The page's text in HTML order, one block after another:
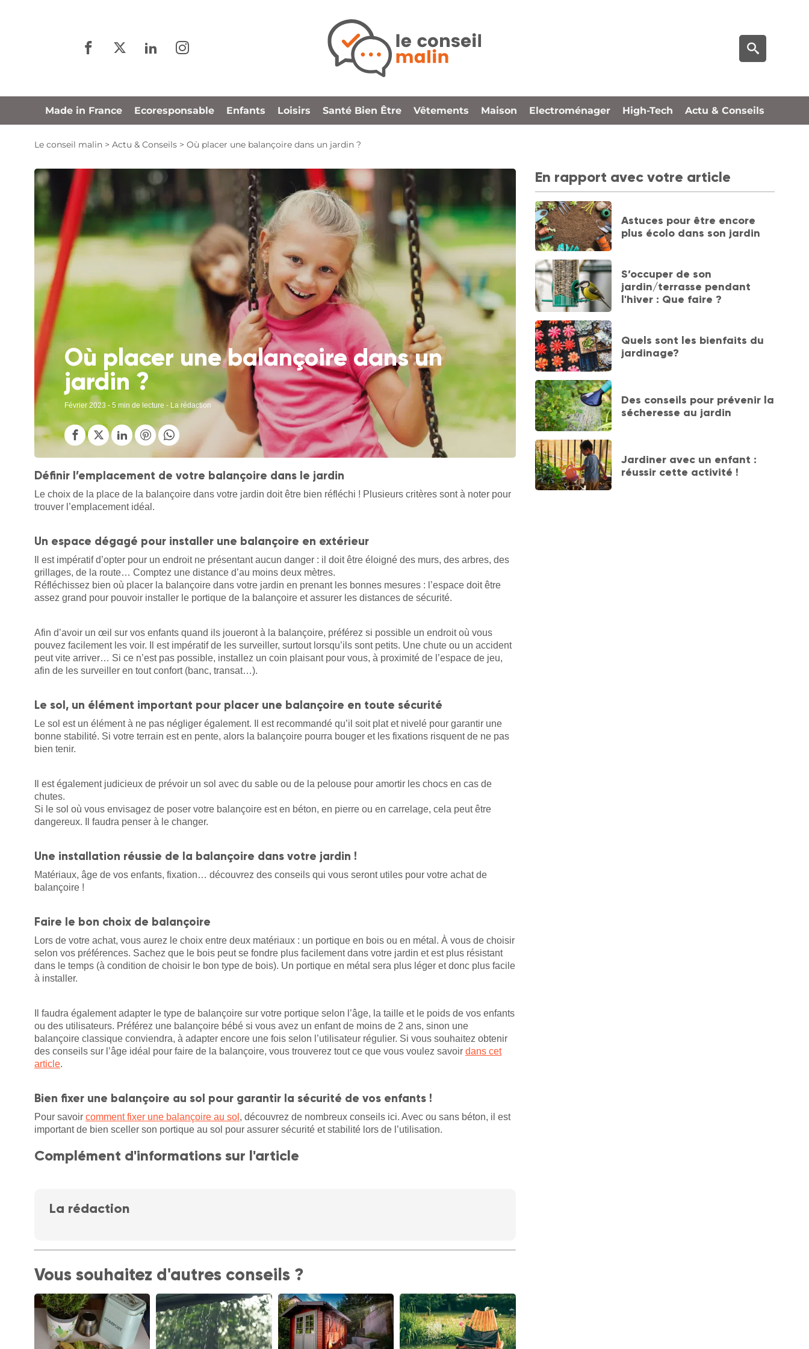
Made in France Ecoresponsable Enfants Loisirs Santé Bien Être Vêtements Maison Electroménager High-Tech Actu & Conseils
Le conseil malin > Actu & Conseils > Où placer une balançoire dans un jardin ?
Où placer une balançoire dans un
jardin ?
Février 2023 - 5 min de lecture - La rédaction
Définir l’emplacement de votre balançoire dans le jardin
Le choix de la place de la balançoire dans votre jardin doit être bien réfléchi ! Plusieurs critères sont à noter pour
trouver l’emplacement idéal.
Un espace dégagé pour installer une balançoire en extérieur
Il est impératif d’opter pour un endroit ne présentant aucun danger : il doit être éloigné des murs, des arbres, des
grillages, de la route… Comptez une distance d’au moins deux mètres.
Réfléchissez bien où placer la balançoire dans votre jardin en prenant les bonnes mesures : l’espace doit être
assez grand pour pouvoir installer le portique de la balançoire et assurer les distances de sécurité.
Afin d’avoir un œil sur vos enfants quand ils joueront à la balançoire, préférez si possible un endroit où vous
pouvez facilement les voir. Il est impératif de les surveiller, surtout lorsqu’ils sont petits. Une chute ou un accident
peut vite arriver… Si ce n’est pas possible, installez un coin plaisant pour vous, à proximité de l’espace de jeu,
afin de les surveiller en tout confort (banc, transat…).
Le sol, un élément important pour placer une balançoire en toute sécurité
Le sol est un élément à ne pas négliger également. Il est recommandé qu’il soit plat et nivelé pour garantir une
bonne stabilité. Si votre terrain est en pente, alors la balançoire pourra bouger et les fixations risquent de ne pas
bien tenir.
Il est également judicieux de prévoir un sol avec du sable ou de la pelouse pour amortir les chocs en cas de
chutes.
Si le sol où vous envisagez de poser votre balançoire est en béton, en pierre ou en carrelage, cela peut être
dangereux. Il faudra penser à le changer.
Une installation réussie de la balançoire dans votre jardin !
Matériaux, âge de vos enfants, fixation… découvrez des conseils qui vous seront utiles pour votre achat de
balançoire !
Faire le bon choix de balançoire
Lors de votre achat, vous aurez le choix entre deux matériaux : un portique en bois ou en métal. À vous de choisir
selon vos préférences. Sachez que le bois peut se fondre plus facilement dans votre jardin et est plus résistant
dans le temps (à condition de choisir le bon type de bois). Un portique en métal sera plus léger et donc plus facile
à installer.
Il faudra également adapter le type de balançoire sur votre portique selon l’âge, la taille et le poids de vos enfants
ou des utilisateurs. Préférez une balançoire bébé si vous avez un enfant de moins de 2 ans, sinon une
balançoire classique conviendra, à adapter encore une fois selon l’utilisateur régulier. Si vous souhaitez obtenir
des conseils sur l’âge idéal pour faire de la balançoire, vous trouverez tout ce que vous voulez savoir dans cet
article.
Bien fixer une balançoire au sol pour garantir la sécurité de vos enfants !
Pour savoir comment fixer une balançoire au sol , découvrez de nombreux conseils ici. Avec ou sans béton, il est
important de bien sceller son portique au sol pour assurer sécurité et stabilité lors de l’utilisation.
Complément d'informations sur l'article
La rédaction
Vous souhaitez d'autres conseils ?
En rapport avec votre article
Astuces pour être encore
plus écolo dans son jardin
S’occuper de son
jardin/terrasse pendant
l'hiver : Que faire ?
Quels sont les bienfaits du
jardinage?
Des conseils pour prévenir la
sécheresse au jardin
Jardiner avec un enfant :
réussir cette activité !